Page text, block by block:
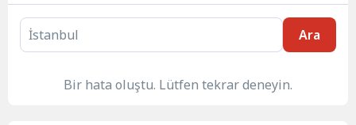
Ara
Bir hata oluştu. Lütfen tekrar deneyin.